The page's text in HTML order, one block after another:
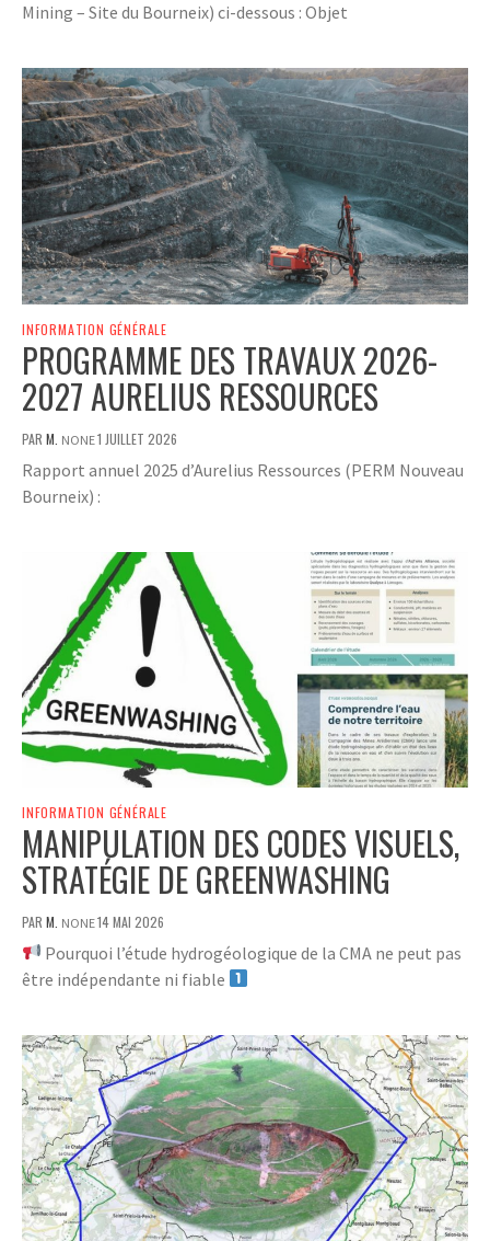
Mining – Site du Bourneix) ci-dessous : Objet
INFORMATION GÉNÉRALE
PROGRAMME DES TRAVAUX 2026-
2027 AURELIUS RESSOURCES
PAR M. NONE1 JUILLET 2026
Rapport annuel 2025 d’Aurelius Ressources (PERM Nouveau
Bourneix) :
INFORMATION GÉNÉRALE
MANIPULATION DES CODES VISUELS,
STRATÉGIE DE GREENWASHING
PAR M. NONE14 MAI 2026
Pourquoi l’étude hydrogéologique de la CMA ne peut pas
être indépendante ni fiable